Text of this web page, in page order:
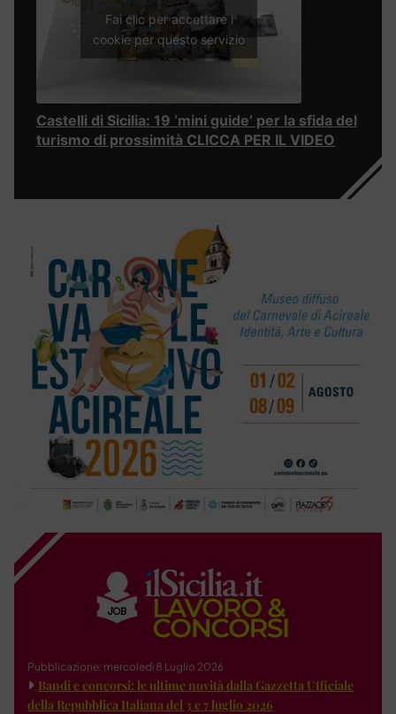
Fai clic per accettare i
cookie per questo servizio
Castelli di Sicilia: 19 ‘mini guide’ per la sfida del
turismo di prossimità CLICCA PER IL VIDEO
Pubblicazione: mercoledì 8 Luglio 2026
Bandi e concorsi: le ultime novità dalla Gazzetta Ufficiale
della Repubblica Italiana del 3 e 7 luglio 2026